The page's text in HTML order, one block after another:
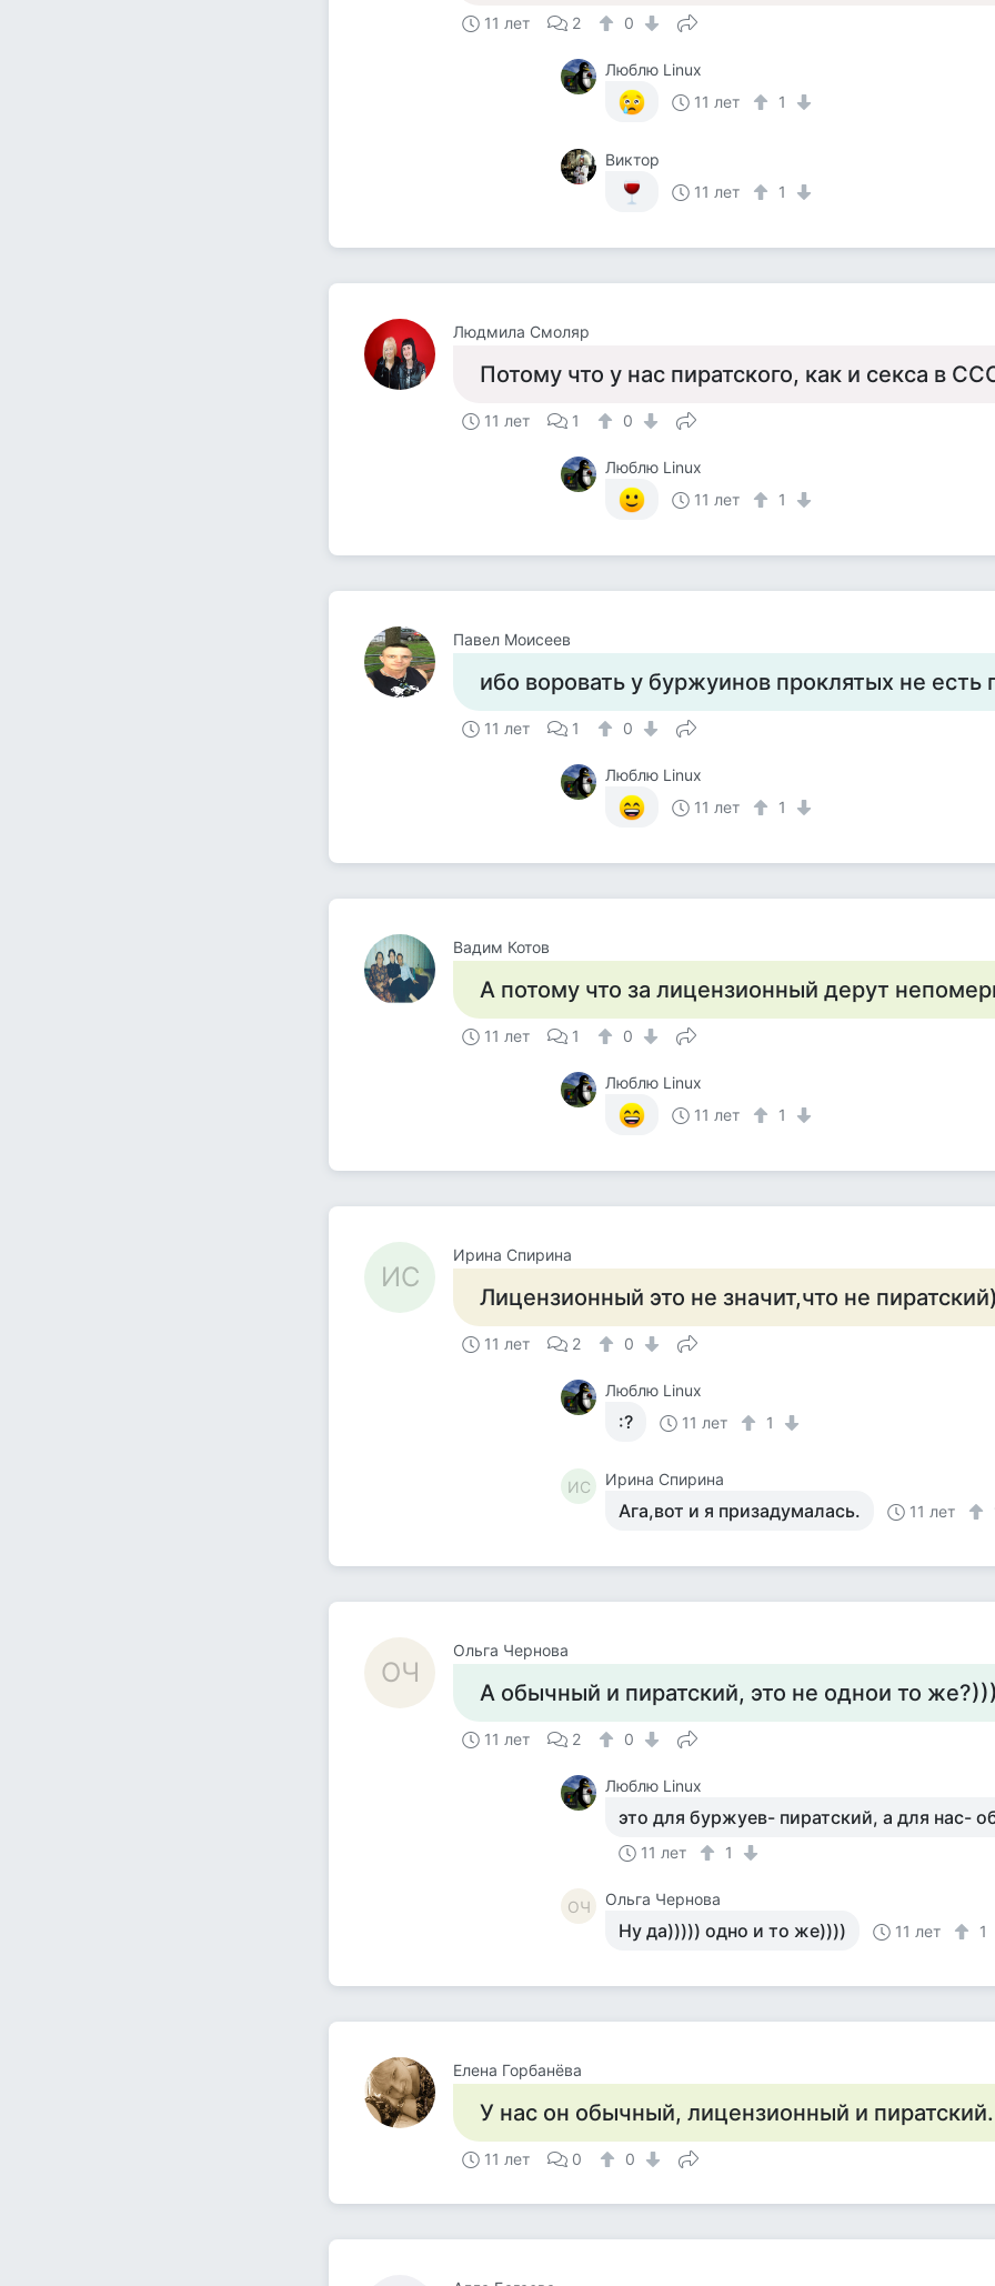
11 лет 2 0
Люблю Linux
11 лет
1
Виктор
11 лет
1
Людмила Смоляр
Потому что у нас пиратского, как и секса в
11 лет 1 0
Люблю Linux
11 лет
1
Павел Моисеев
ибо воровать у буржуинов проклятых не есть
11 лет 1 0
Люблю Linux
11 лет
1
Вадим Котов
А потому что за лицензионный дерут
11 лет 1 0
Люблю Linux
11 лет
1
ИС
Ирина Спирина
Лицензионный это не значит,что не
11 лет 2 0
Люблю Linux
:? 11 лет 1
ИС Ирина Спирина
Ага,вот и я призадумалась. 11 лет
ОЧ
Ольга Чернова
А обычный и пиратский, это не однои то
11 лет 2 0
Люблю Linux
это для буржуев- пиратский, а для нас-
11 лет 1
ОЧ Ольга Чернова
Ну да))))) одно и то же)))) 11 лет 1
Елена Горбанёва
У нас он обычный, лицензионный и пиратский.
11 лет 0 0